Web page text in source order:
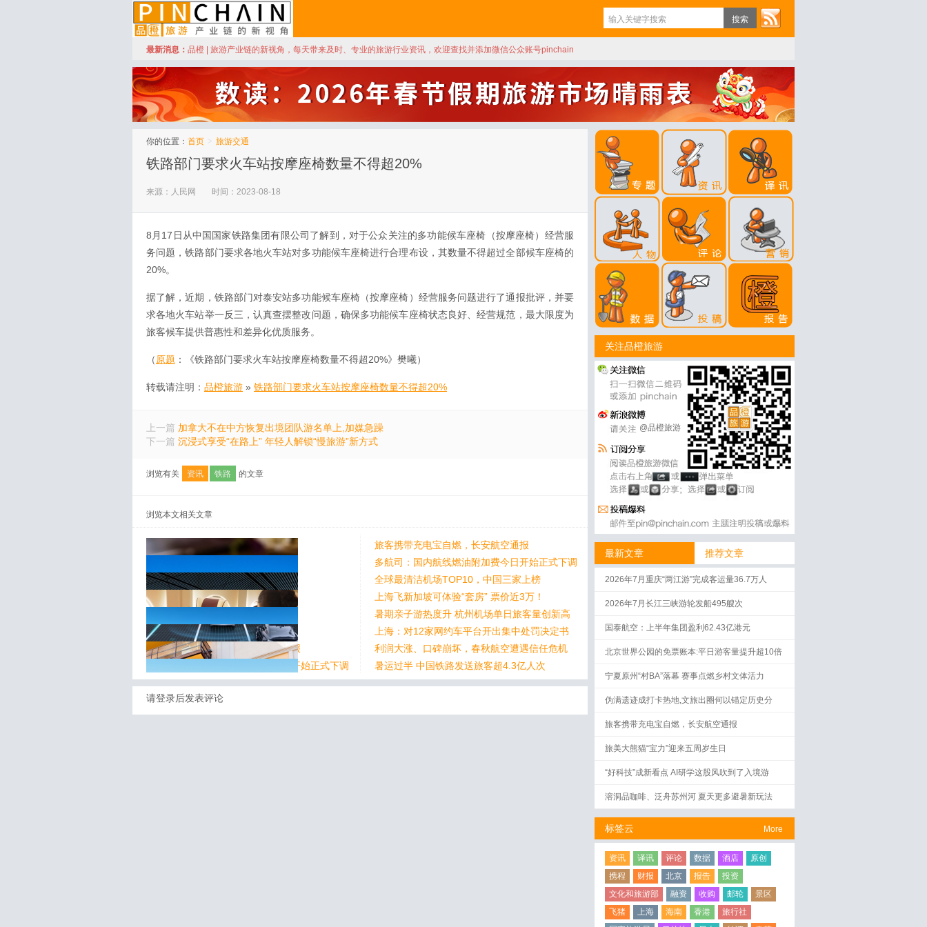
品橙旅游
最新消息： 品橙 | 旅游产业链的新视角，每天带来及时、专业的旅游行业资讯，欢迎查找并添加微信公众账号pinchain
你的位置： 首页 > 旅游交通
铁路部门要求火车站按摩座椅数量不得超20%
来源：人民网 时间：2023-08-18
8月17日从中国国家铁路集团有限公司了解到，对于公众关注的多功能候车座椅（按摩座椅）经营服
务问题，铁路部门要求各地火车站对多功能候车座椅进行合理布设，其数量不得超过全部候车座椅的
20%。
据了解，近期，铁路部门对泰安站多功能候车座椅（按摩座椅）经营服务问题进行了通报批评，并要
求各地火车站举一反三，认真查摆整改问题，确保多功能候车座椅状态良好、经营规范，最大限度为
旅客候车提供普惠性和差异化优质服务。
（ 原题 ：《铁路部门要求火车站按摩座椅数量不得超20%》樊曦）
转载请注明： 品橙旅游 » 铁路部门要求火车站按摩座椅数量不得超20%
上一篇 加拿大不在中方恢复出境团队游名单上,加媒急躁
下一篇 沉浸式享受“在路上” 年轻人解锁“慢旅游”新方式
浏览有关 资讯 铁路 的文章
浏览本文相关文章
旅客携带充电宝自燃，长安航空通报
旅客携带充电宝自燃，长安航空通报
多航司：国内航线燃油附加费今日开始正式下调
多航司：国内航线燃油附加费今日开始正式下调
全球最清洁机场TOP10，中国三家上榜
全球最清洁机场TOP10，中国三家上榜
上海飞新加坡可体验“套房” 票价近3万！
上海飞新加坡可体验“套房” 票价近3万！
暑期亲子游热度升 杭州机场单日旅客量创新高
暑期亲子游热度升 杭州机场单日旅客量创新高
上海：对12家网约车平台开出集中处罚决定书
利润大涨、口碑崩坏，春秋航空遭遇信任危机
暑运过半 中国铁路发送旅客超4.3亿人次
请登录后发表评论
关注品橙旅游
@品橙旅游
最新文章 推荐文章
2026年7月重庆“两江游”完成客运量36.7万人
2026年7月长江三峡游轮发船495艘次
国泰航空：上半年集团盈利62.43亿港元
北京世界公园的免票账本:平日游客量提升超10倍
宁夏原州“村BA”落幕 赛事点燃乡村文体活力
伪满遗迹成打卡热地,文旅出圈何以锚定历史分
旅客携带充电宝自燃，长安航空通报
旅美大熊猫“宝力”迎来五周岁生日
“好科技”成新看点 AI研学这股风吹到了入境游
溶洞品咖啡、泛舟苏州河 夏天更多避暑新玩法
More
标签云
资讯 译讯 评论 数据 酒店
原创
携程
财报 北京 报告
投资
文化和旅游部
融资 收购 邮轮
景区
飞猪
上海 海南 香港
旅行社